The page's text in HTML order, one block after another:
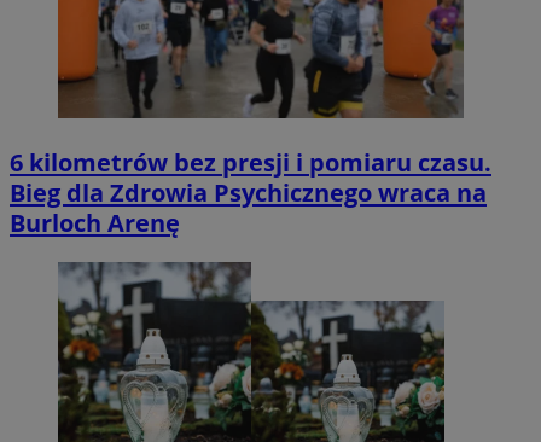
6 kilometrów bez presji i pomiaru czasu.
Bieg dla Zdrowia Psychicznego wraca na
Burloch Arenę